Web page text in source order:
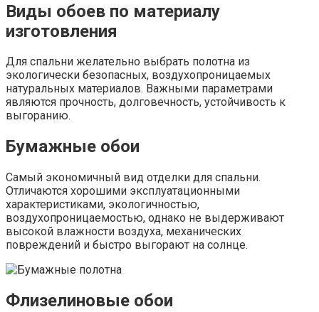
Виды обоев по материалу
изготовления
Для спальни желательно выбрать полотна из
экологически безопасных, воздухопроницаемых
натуральных материалов. Важными параметрами
являются прочность, долговечность, устойчивость к
выгоранию.
Бумажные обои
Самый экономичный вид отделки для спальни.
Отличаются хорошими эксплуатационными
характеристиками, экологичностью,
воздухопроницаемостью, однако не выдерживают
высокой влажности воздуха, механических
повреждений и быстро выгорают на солнце.
Флизелиновые обои